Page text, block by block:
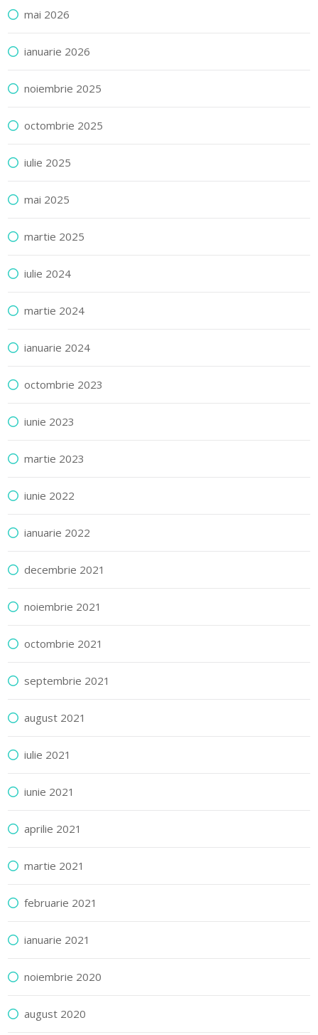
mai 2026
ianuarie 2026
noiembrie 2025
octombrie 2025
iulie 2025
mai 2025
martie 2025
iulie 2024
martie 2024
ianuarie 2024
octombrie 2023
iunie 2023
martie 2023
iunie 2022
ianuarie 2022
decembrie 2021
noiembrie 2021
octombrie 2021
septembrie 2021
august 2021
iulie 2021
iunie 2021
aprilie 2021
martie 2021
februarie 2021
ianuarie 2021
noiembrie 2020
august 2020